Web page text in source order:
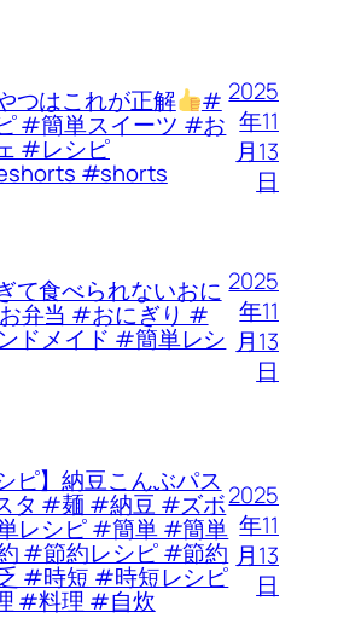
つはこれが正解 #
#簡単スイーツ #お
#レシピ
#shorts
2025
年11
月13
日
て食べられないおに
弁当 #おにぎり #
ドメイド #簡単レシ
2025
年11
月13
日
ピ】納豆こんぶパス
#麺 #納豆 #ズボ
レシピ #簡単 #簡単
#節約レシピ #節約
#時短 #時短レシピ
#料理 #自炊
2025
年11
月13
日